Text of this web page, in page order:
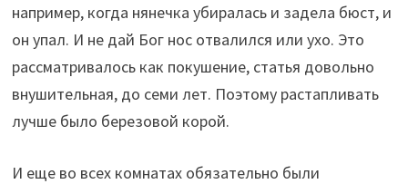
например, когда нянечка убиралась и задела бюст, и
он упал. И не дай Бог нос отвалился или ухо. Это
рассматривалось как покушение, статья довольно
внушительная, до семи лет. Поэтому растапливать
лучше было березовой корой.
И еще во всех комнатах обязательно были